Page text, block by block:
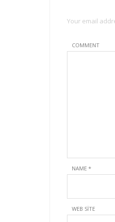
Your email
COMMENT
NAME *
WEB SITE